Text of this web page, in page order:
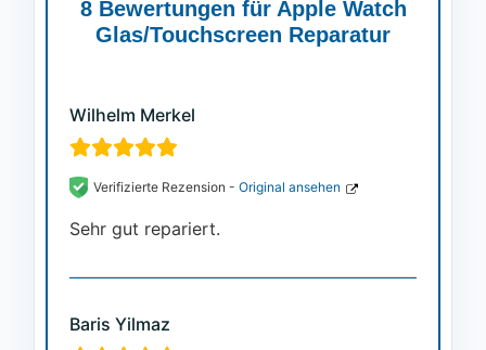
Kundenbewertungen
8 Bewertungen für Apple Watch
Glas/Touchscreen Reparatur
Wilhelm Merkel
Verifizierte Rezension - Original ansehen
Sehr gut repariert.
Baris Yilmaz